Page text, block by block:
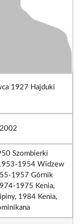
1927 Hajduki
Szombierki
1954 Widzew
1957 Górnik
1975 Kenia,
1984 Kenia,